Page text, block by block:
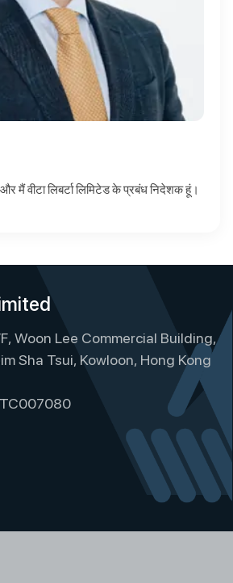
और मैं वीटा लिबर्टा लिमिटेड के प्रबंध निदेशक हूं।
Woon Lee Commercial Building,
Sha Tsui, Kowloon, Hong Kong
TC007080